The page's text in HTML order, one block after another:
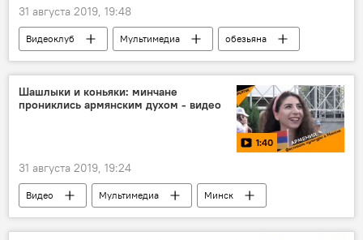
31 августа 2019, 19:48
Видеоклуб Мультимедиа обезьяна
Шашлыки и коньяки: минчане
прониклись армянским духом - видео
1:40
31 августа 2019, 19:24
Видео Мультимедиа
Минск
День Армении